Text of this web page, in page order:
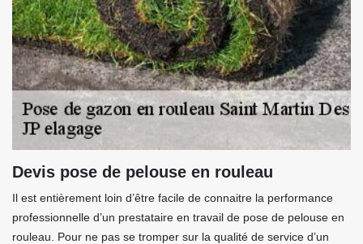
Devis pose de pelouse en rouleau
Il est entièrement loin d’être facile de connaitre la performance
professionnelle d’un prestataire en travail de pose de pelouse en
rouleau. Pour ne pas se tromper sur la qualité de service d’un